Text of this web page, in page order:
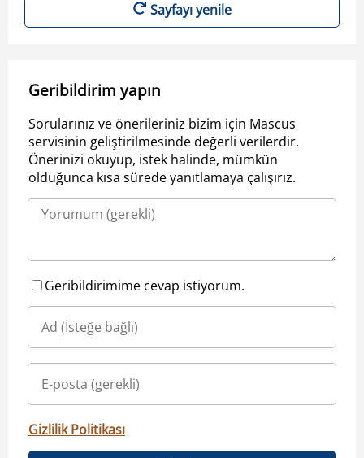
Sayfayı yenile
Geribildirim yapın
Sorularınız ve önerileriniz bizim için Mascus
servisinin geliştirilmesinde değerli verilerdir.
Önerinizi okuyup, istek halinde, mümkün
olduğunca kısa sürede yanıtlamaya çalışırız.
Geribildirimime cevap istiyorum.
Gizlilik Politikası